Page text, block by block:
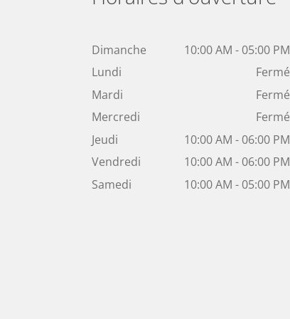
Dimanche
10:00 AM - 05:00 PM
Lundi
Fermé
Mardi
Fermé
Mercredi
Fermé
Jeudi
10:00 AM - 06:00 PM
Vendredi
10:00 AM - 06:00 PM
Samedi
10:00 AM - 05:00 PM